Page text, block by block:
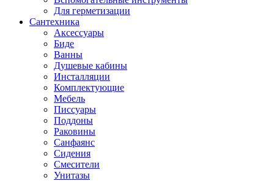
Для герметизации
Сантехника
Аксессуары
Биде
Ванны
Душевые кабины
Инсталляции
Комплектующие
Мебель
Писсуары
Поддоны
Раковины
Санфаянс
Сидения
Смесители
Унитазы